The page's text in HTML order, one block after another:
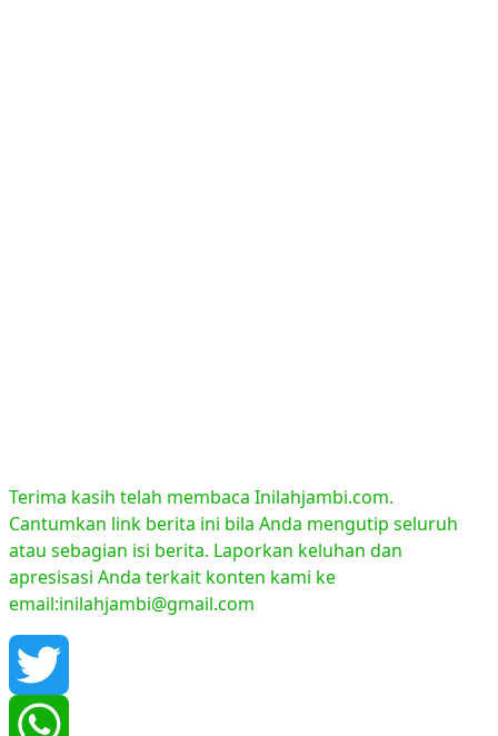
Terima kasih telah membaca Inilahjambi.com.
Cantumkan link berita ini bila Anda mengutip seluruh
atau sebagian isi berita. Laporkan keluhan dan
apresisasi Anda terkait konten kami ke
email:inilahjambi@gmail.com
Twitter